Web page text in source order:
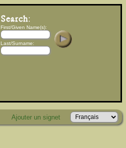
First/Given Name(s):
Last/Surname:
Ajouter un signet